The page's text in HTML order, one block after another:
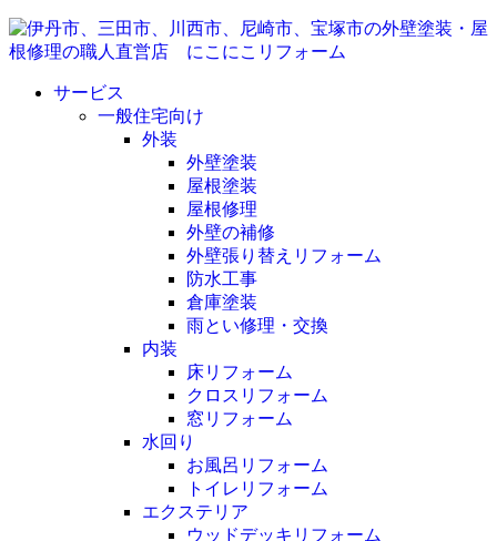
サービス
一般住宅向け
外装
外壁塗装
屋根塗装
屋根修理
外壁の補修
外壁張り替えリフォーム
防水工事
倉庫塗装
雨とい修理・交換
内装
床リフォーム
クロスリフォーム
窓リフォーム
水回り
お風呂リフォーム
トイレリフォーム
エクステリア
ウッドデッキリフォーム